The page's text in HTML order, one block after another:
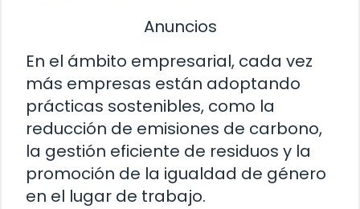
Anuncios
En el ámbito empresarial, cada vez
más empresas están adoptando
prácticas sostenibles, como la
reducción de emisiones de carbono,
la gestión eficiente de residuos y la
promoción de la igualdad de género
en el lugar de trabajo.